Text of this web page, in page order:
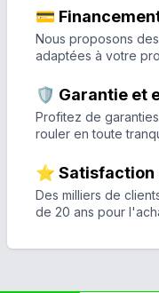
💳
Nous proposons
adaptées à votre
🛡️ Garantie et
Profitez de
rouler en toute
⭐ Satisfaction
Des milliers de
de 20 ans pour